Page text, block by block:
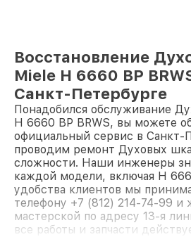
Восстановление
Miele H 6660 BP
Санкт-Петербурге
Понадобился обслуживание
H 6660 BP BRWS, вы можете
официальный сервис в Санкт-
проводим ремонт Духовых
сложности. Наши инженеры
каждой модели, включая H
удобства клиентов мы
телефону +7 (812) 214-74-99 и
мастерской по адресу 13-я
все работы и запчасти